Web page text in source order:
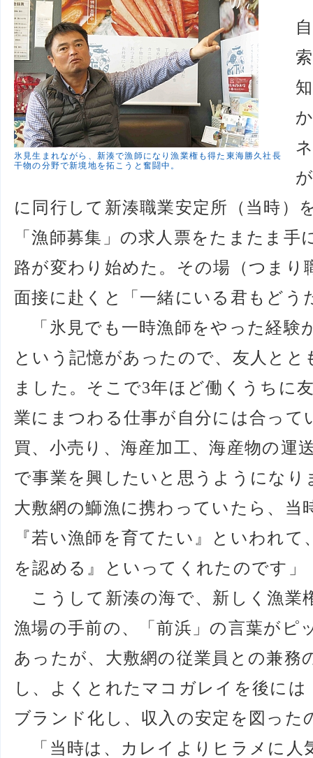
氷見生まれながら、新湊で漁師になり漁業権も得た東海勝久社長
干物の分野で新境地を拓こうと奮闘中。
に同行して新湊職業安定所（当時）
「漁師募集」の求人票をたまたま
路が変わり始めた。その場（つまり
面接に赴くと「一緒にいる君もどう
「氷見でも一時漁師をやった経験
という記憶があったので、友人と
ました。そこで3年ほど働くうちに
業にまつわる仕事が自分には合って
買、小売り、海産加工、海産物の
で事業を興したいと思うようにな
大敷網の鰤漁に携わっていたら、当
『若い漁師を育てたい』といわれ
を認める』といってくれたのです」
こうして新湊の海で、新しく漁業
漁場の手前の、「前浜」の言葉がピ
あったが、大敷網の従業員との兼務
し、よくとれたマコガレイを後に
ブランド化し、収入の安定を図った
「当時は、カレイよりヒラメに人